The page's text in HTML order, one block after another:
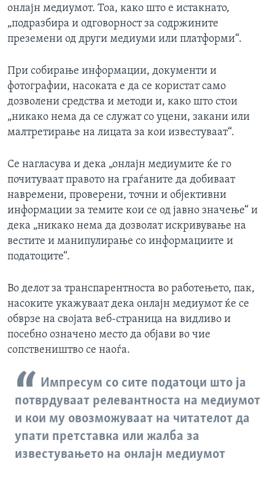
онлајн медиумот. Тоа, како што е истакнато,
„подразбира и одговорност за содржините
преземени од други медиуми или платформи“.
При собирање информации, документи и
фотографии, насоката е да се користат само
дозволени средства и методи и, како што стои
„никако нема да се служат со уцени, закани или
малтретирање на лицата за кои известуваат“.
Се нагласува и дека „онлајн медиумите ќе го
почитуваат правото на граѓаните да добиваат
навремени, проверени, точни и објективни
информации за темите кои се од јавно значење“ и
дека „никако нема да дозволат искривување на
вестите и манипулирање со информациите и
податоците“.
Во делот за транспарентноста во работењето, пак,
насоките укажуваат дека онлајн медиумот ќе се
обврзе на својата веб-страница на видливо и
посебно означено место да објави во чие
сопствеништво се наоѓа.
Импресум со сите податоци што ја
потврдуваат релевантноста на медиумот
и кои му овозможуваат на читателот да
упати претставка или жалба за
известувањето на онлајн медиумот